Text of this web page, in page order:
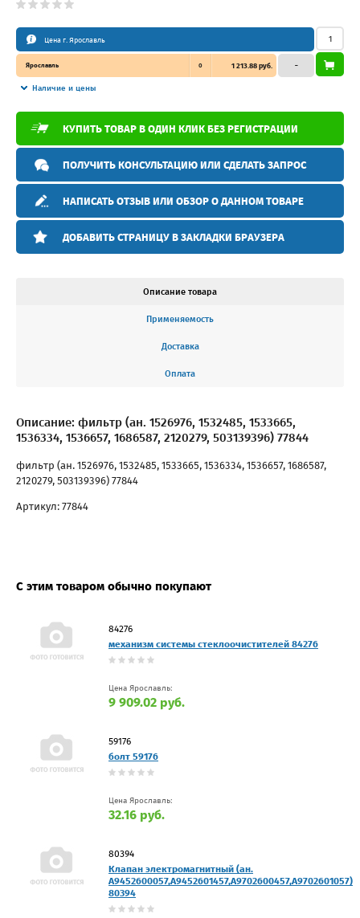
Цена г. Ярославль
Ярославль 0 1 213.88 руб.
Наличие и цены
–
КУПИТЬ ТОВАР В ОДИН КЛИК БЕЗ РЕГИСТРАЦИИ
ПОЛУЧИТЬ КОНСУЛЬТАЦИЮ ИЛИ СДЕЛАТЬ ЗАПРОС
НАПИСАТЬ ОТЗЫВ ИЛИ ОБЗОР О ДАННОМ ТОВАРЕ
ДОБАВИТЬ СТРАНИЦУ В ЗАКЛАДКИ БРАУЗЕРА
Описание товара
Применяемость
Доставка
Оплата
Описание: фильтр (ан. 1526976, 1532485, 1533665,
1536334, 1536657, 1686587, 2120279, 503139396) 77844
фильтр (ан. 1526976, 1532485, 1533665, 1536334, 1536657, 1686587,
2120279, 503139396) 77844
Артикул: 77844
С этим товаром обычно покупают
84276
механизм системы стеклоочистителей 84276
Цена Ярославль:
9 909.02 руб.
59176
бoлт 59176
Цена Ярославль:
32.16 руб.
80394
Клапан электромагнитный (ан.
A9452600057,A9452601457,A9702600457,A9702601057)
80394